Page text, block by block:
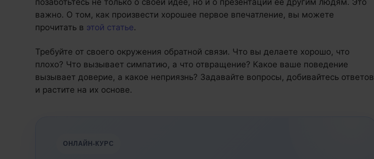
важно. О том, как произвести хорошее первое впечатление, вы можете
прочитать в этой статье.
Требуйте от своего окружения обратной связи. Что вы делаете хорошо, что
плохо? Что вызывает симпатию, а что отвращение? Какое ваше поведение
вызывает доверие, а какое неприязнь? Задавайте вопросы, добивайтесь ответов
и растите на их основе.
ОНЛАЙН-КУРС